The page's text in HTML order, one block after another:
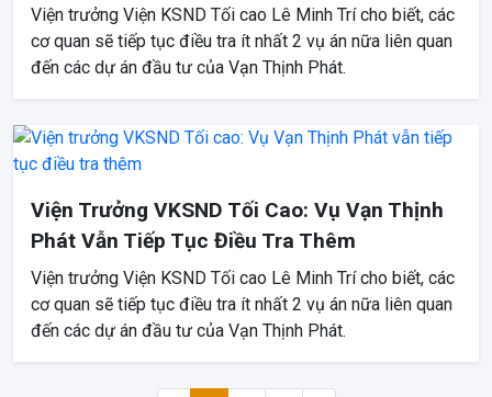
Viện trưởng Viện KSND Tối cao Lê Minh Trí cho biết, các
cơ quan sẽ tiếp tục điều tra ít nhất 2 vụ án nữa liên quan
đến các dự án đầu tư của Vạn Thịnh Phát.
Viện Trưởng VKSND Tối Cao: Vụ Vạn Thịnh
Phát Vẫn Tiếp Tục Điều Tra Thêm
Viện trưởng Viện KSND Tối cao Lê Minh Trí cho biết, các
cơ quan sẽ tiếp tục điều tra ít nhất 2 vụ án nữa liên quan
đến các dự án đầu tư của Vạn Thịnh Phát.